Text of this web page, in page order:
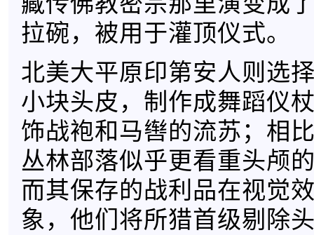
拉碗，被用于灌顶仪式。
北美大平原印第安人则选
小块头皮，制作成舞蹈仪
饰战袍和马辔的流苏；相
丛林部落似乎更看重头颅
而其保存的战利品在视觉
象，他们将所猎首级剔除